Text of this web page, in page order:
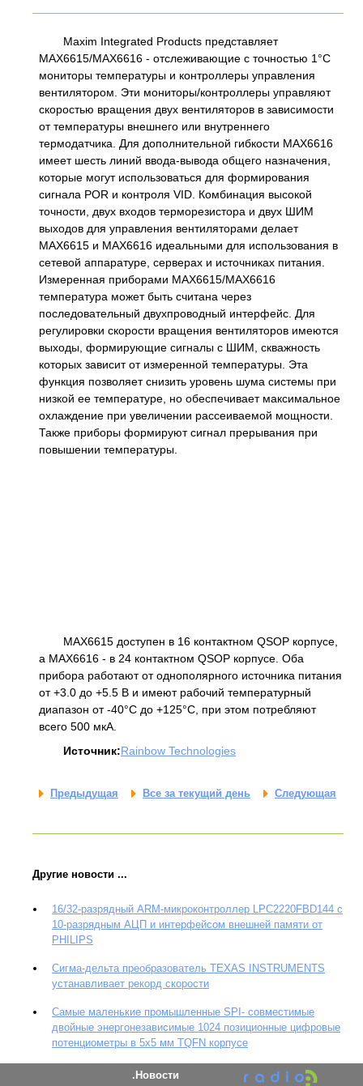
Maxim Integrated Products представляет
MAX6615/MAX6616 - отслеживающие с точностью 1°C
мониторы температуры и контроллеры управления
вентилятором. Эти мониторы/контроллеры управляют
скоростью вращения двух вентиляторов в зависимости
от температуры внешнего или внутреннего
термодатчика. Для дополнительной гибкости MAX6616
имеет шесть линий ввода-вывода общего назначения,
которые могут использоваться для формирования
сигнала POR и контроля VID. Комбинация высокой
точности, двух входов терморезистора и двух ШИМ
выходов для управления вентиляторами делает
MAX6615 и MAX6616 идеальными для использования в
сетевой аппаратуре, серверах и источниках питания.
Измеренная приборами MAX6615/MAX6616
температура может быть считана через
последовательный двухпроводный интерфейс. Для
регулировки скорости вращения вентиляторов имеются
выходы, формирующие сигналы с ШИМ, скважность
которых зависит от измеренной температуры. Эта
функция позволяет снизить уровень шума системы при
низкой ее температуре, но обеспечивает максимальное
охлаждение при увеличении рассеиваемой мощности.
Также приборы формируют сигнал прерывания при
повышении температуры.
MAX6615 доступен в 16 контактном QSOP корпусе,
а MAX6616 - в 24 контактном QSOP корпусе. Оба
прибора работают от однополярного источника питания
от +3.0 до +5.5 В и имеют рабочий температурный
диапазон от -40°C до +125°C, при этом потребляют
всего 500 мкА.
Источник:Rainbow Technologies
Предыдущая Все за текущий день Следующая
Другие новости ...
16/32-разрядный ARM-микроконтроллер LPC2220FBD144 с
10-разрядным АЦП и интерфейсом внешней памяти от
PHILIPS
Сигма-дельта преобразователь TEXAS INSTRUMENTS
устанавливает рекорд скорости
Самые маленькие промышленные SPI- совместимые
двойные энергонезависимые 1024 позиционные цифровые
потенциометры в 5x5 мм TQFN корпусе
Новости